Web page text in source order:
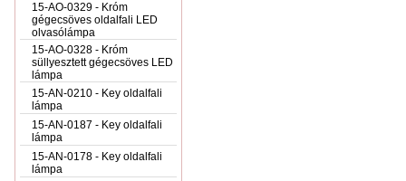
15-AO-0329 - Króm
gégecsöves oldalfali LED
olvasólámpa
15-AO-0328 - Króm
süllyesztett gégecsöves LED
lámpa
15-AN-0210 - Key oldalfali
lámpa
15-AN-0187 - Key oldalfali
lámpa
15-AN-0178 - Key oldalfali
lámpa